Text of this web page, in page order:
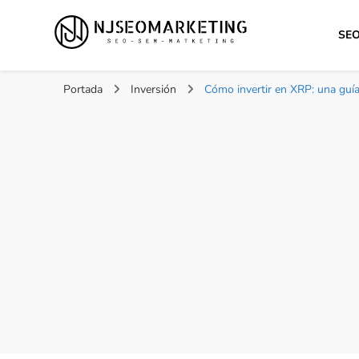
Portada Inversión Cómo invertir en XRP: una